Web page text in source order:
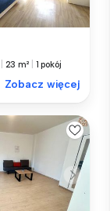
23 m² 1 pokój
Zobacz więcej